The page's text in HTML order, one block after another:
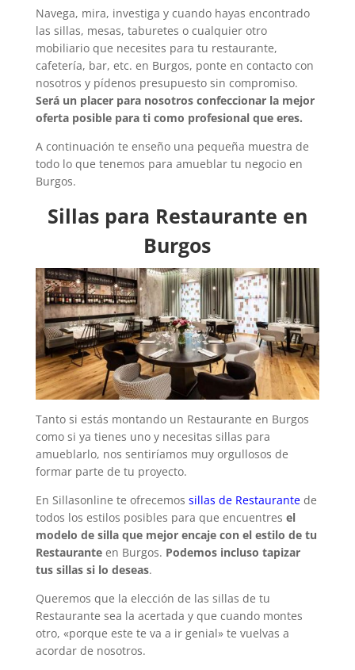
Navega, mira, investiga y cuando hayas encontrado
las sillas, mesas, taburetes o cualquier otro
mobiliario que necesites para tu restaurante,
cafetería, bar, etc. en Burgos, ponte en contacto con
nosotros y pídenos presupuesto sin compromiso.
Será un placer para nosotros confeccionar la mejor
oferta posible para ti como profesional que eres.
A continuación te enseño una pequeña muestra de
todo lo que tenemos para amueblar tu negocio en
Burgos.
Sillas para Restaurante en
Burgos
Tanto si estás montando un Restaurante en Burgos
como si ya tienes uno y necesitas sillas para
amueblarlo, nos sentiríamos muy orgullosos de
formar parte de tu proyecto.
En Sillasonline te ofrecemos sillas de Restaurantede
todos los estilos posibles para que encuentres el
modelo de silla que mejor encaje con el estilo de tu
Restauranteen Burgos. Podemos incluso tapizar
tus sillas si lo deseas.
Queremos que la elección de las sillas de tu
Restaurante sea la acertada y que cuando montes
otro, «porque este te va a ir genial» te vuelvas a
acordar de nosotros.